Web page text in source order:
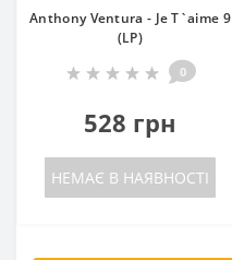
Anthony Ventura - Je T`aime 9
(LP)
0
528 грн
НЕМАЄ В НАЯВНОСТІ